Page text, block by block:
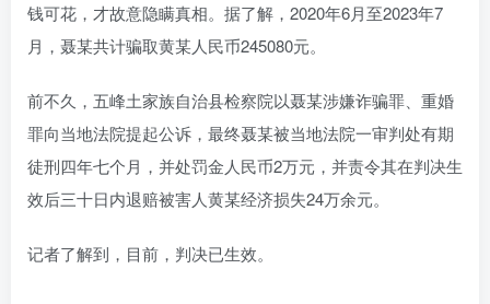
钱可花，才故意隐瞒真相。据了解，2020年6月至2023年7
月，聂某共计骗取黄某人民币245080元。
前不久，五峰土家族自治县检察院以聂某涉嫌诈骗罪、重婚
罪向当地法院提起公诉，最终聂某被当地法院一审判处有期
徒刑四年七个月，并处罚金人民币2万元，并责令其在判决生
效后三十日内退赔被害人黄某经济损失24万余元。
记者了解到，目前，判决已生效。